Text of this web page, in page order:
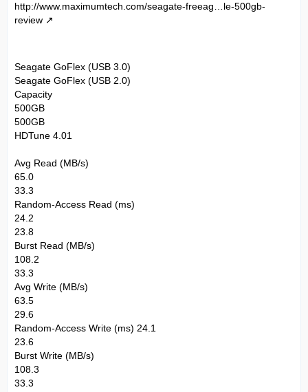
http://www.maximumtech.com/seagate-freeag…le-500gb-
review
Seagate GoFlex (USB 3.0)
Seagate GoFlex (USB 2.0)
Capacity
500GB
500GB
HDTune 4.01
Avg Read (MB/s)
65.0
33.3
Random-Access Read (ms)
24.2
23.8
Burst Read (MB/s)
108.2
33.3
Avg Write (MB/s)
63.5
29.6
Random-Access Write (ms) 24.1
23.6
Burst Write (MB/s)
108.3
33.3